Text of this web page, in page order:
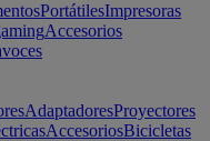
PortátilesImpresoras
Accesorios
AdaptadoresProyectores
AccesoriosBicicletas